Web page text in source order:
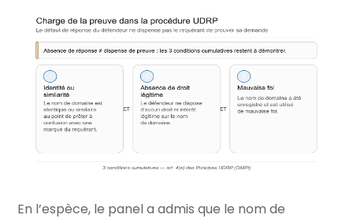
En l’espèce, le panel a admis que le nom de